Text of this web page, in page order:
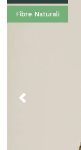
Fibre Naturali